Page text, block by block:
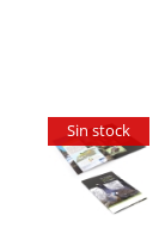
Sin stock